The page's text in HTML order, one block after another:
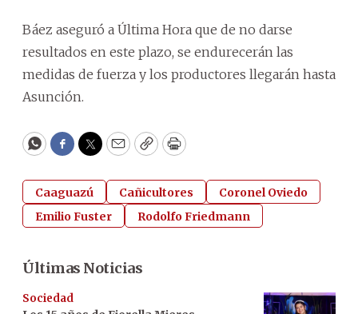
Báez aseguró a Última Hora que de no darse
resultados en este plazo, se endurecerán las
medidas de fuerza y los productores llegarán hasta
Asunción.
WhatsApp
Facebook
Twitter
EmailCopyPrint
Caaguazú Cañicultores
Coronel Oviedo
Emilio Fuster
Rodolfo Friedmann
Últimas Noticias
Sociedad